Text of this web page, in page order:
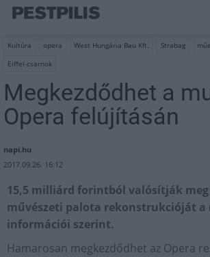
Kultúra opera West Hungária Bau Kft. Strabag
Eiffel-csarnok
Megkezdődhet a
Opera felújításán
napi.hu
2017.09.26. 16:12
15,5 milliárd forintból valósítják
művészeti palota rekonstrukcióját a
információi szerint.
Hamarosan megkezdődhet az Opera